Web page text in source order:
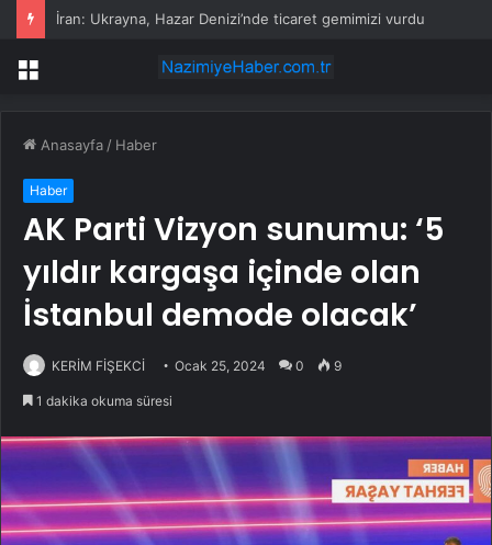
İran: Ukrayna, Hazar Denizi’nde ticaret gemimizi vurdu
Menü
Anasayfa / Haber
Haber
AK Parti Vizyon sunumu: ‘5
yıldır kargaşa içinde olan
İstanbul demode olacak’
KERİM FİŞEKCİ Ocak 25, 2024 0 9
1 dakika okuma süresi